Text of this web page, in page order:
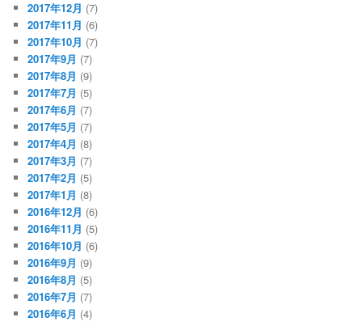
2017年12月 (7)
2017年11月 (6)
2017年10月 (7)
2017年9月 (7)
2017年8月 (9)
2017年7月 (5)
2017年6月 (7)
2017年5月 (7)
2017年4月 (8)
2017年3月 (7)
2017年2月 (5)
2017年1月 (8)
2016年12月 (6)
2016年11月 (5)
2016年10月 (6)
2016年9月 (9)
2016年8月 (5)
2016年7月 (7)
2016年6月 (4)